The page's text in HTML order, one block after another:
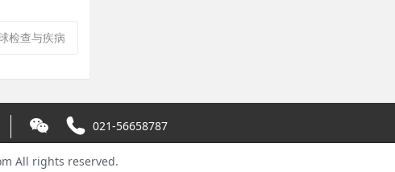
检查与疾病
021-56658787
All rights reserved.